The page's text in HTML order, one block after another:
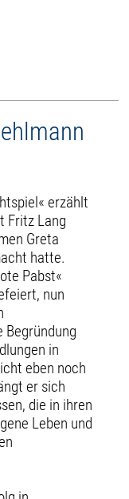
erzählt
Fritz Lang
Greta
hatte.
Pabst«
nun
Begründung
in
eben noch
er sich
die in ihren
Leben und